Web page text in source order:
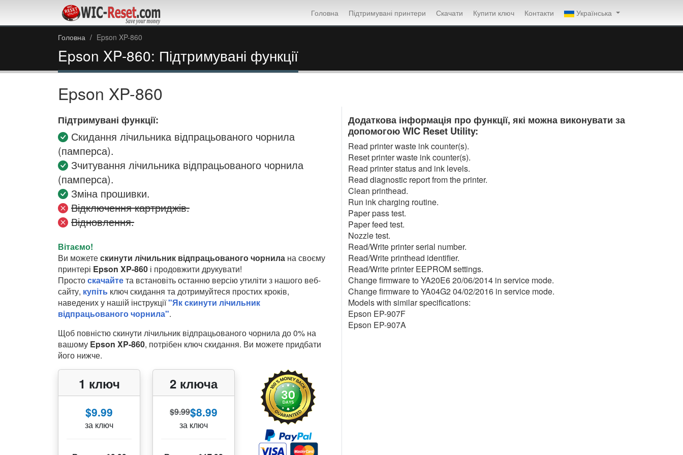
Головна Підтримувані принтери Скачати Купити ключ Контакти Українська
Головна Epson XP-860
Epson XP-860: Підтримувані функції
Epson XP-860
Підтримувані функції:
Скидання лічильника відпрацьованого чорнила
(памперса).
Зчитування лічильника відпрацьованого чорнила
(памперса).
Зміна прошивки.
Відключення картриджів.
Відновлення.
Вітаємо!
Ви можетескинути лічильник відпрацьованого чорнила на своєму
принтері Epson XP-860 і продовжити друкувати!
Простоскачайтета встановіть останню версію утиліти з нашого веб-
сайту, купіть ключ скидання та дотримуйтеся простих кроків,
наведених у нашій інструкції"Як скинути лічильник
відпрацьованого чорнила".
Щоб повністю скинути лічильник відпрацьованого чорнила до 0% на
вашому Epson XP-860, потрібен ключ скидання. Ви можете придбати
його нижче.
1 ключ
$9.99
за ключ
2 ключа
$9.99$8.99
за ключ
Додаткова інформація про функції, які можна виконувати за
допомогою WIC Reset Utility:
Read printer waste ink counter(s).
Reset printer waste ink counter(s).
Read printer status and ink levels.
Read diagnostic report from the printer.
Clean printhead.
Run ink charging routine.
Paper pass test.
Paper feed test.
Nozzle test.
Read/Write printer serial number.
Read/Write printhead identifier.
Read/Write printer EEPROM settings.
Change firmware to YA20E6 20/06/2014 in service mode.
Change firmware to YA04G2 04/02/2016 in service mode.
Models with similar specifications:
Epson EP-907F
Epson EP-907A